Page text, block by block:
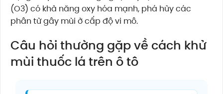
(O3) có khả năng oxy hóa mạnh, phá hủy các
phân tử gây mùi ở cấp độ vi mô.
Câu hỏi thường gặp về cách khử
mùi thuốc lá trên ô tô